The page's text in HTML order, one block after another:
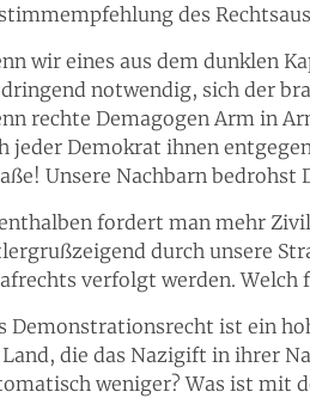
des
wir eines aus dem dunklen
notwendig, sich der
rechte Demagogen Arm in
jeder Demokrat ihnen
Unsere Nachbarn bedrohst
fordert man mehr
durch unsere
verfolgt werden. Welch
Demonstrationsrecht ist ein
die das Nazigift in ihrer
weniger? Was ist mit